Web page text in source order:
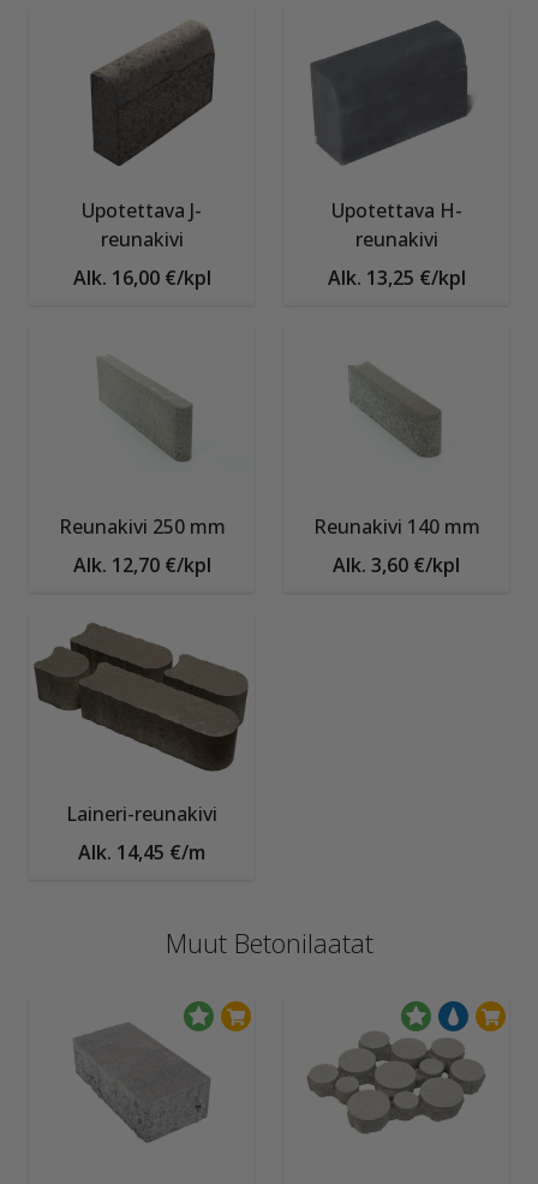
Upotettava J-
reunakivi
Alk. 16,00 €/kpl
Upotettava H-
reunakivi
Alk. 13,25 €/kpl
Reunakivi 250 mm
Alk. 12,70 €/kpl
Reunakivi 140 mm
Alk. 3,60 €/kpl
Laineri-reunakivi
Alk. 14,45 €/m
Muut Betonilaatat